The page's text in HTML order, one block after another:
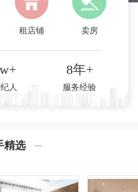
租店铺 卖房
人
8年+
服务经验
精选